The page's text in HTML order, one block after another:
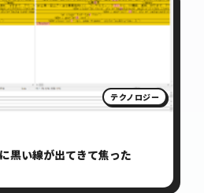
テクノロジー
黒い線が出てきて焦った